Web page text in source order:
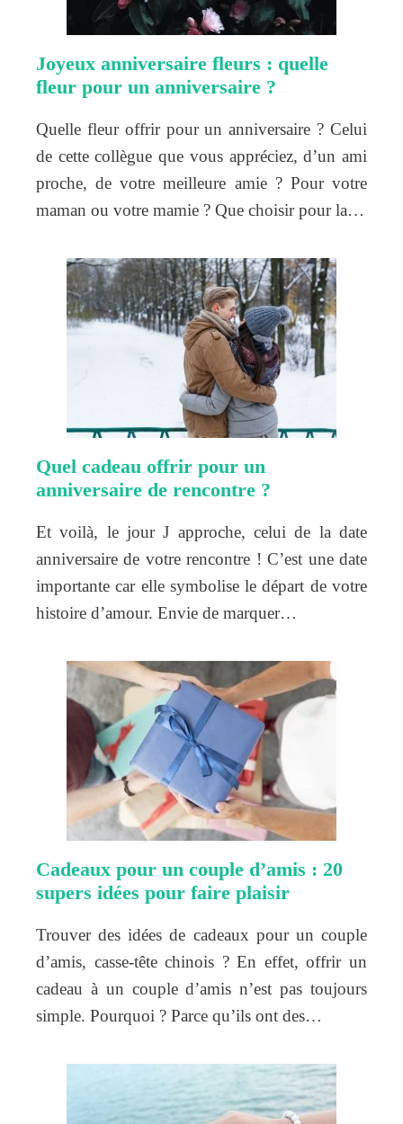
Joyeux anniversaire fleurs : quelle
fleur pour un anniversaire ?
Quelle fleur offrir pour un anniversaire ? Celui
de cette collègue que vous appréciez, d’un ami
proche, de votre meilleure amie ? Pour votre
maman ou votre mamie ? Que choisir pour la…
Quel cadeau offrir pour un
anniversaire de rencontre ?
Et voilà, le jour J approche, celui de la date
anniversaire de votre rencontre ! C’est une date
importante car elle symbolise le départ de votre
histoire d’amour. Envie de marquer…
Cadeaux pour un couple d’amis : 20
supers idées pour faire plaisir
Trouver des idées de cadeaux pour un couple
d’amis, casse-tête chinois ? En effet, offrir un
cadeau à un couple d’amis n’est pas toujours
simple. Pourquoi ? Parce qu’ils ont des…